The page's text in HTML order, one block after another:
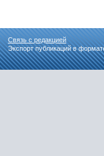
Связь с редакцией
Экспорт публикаций в